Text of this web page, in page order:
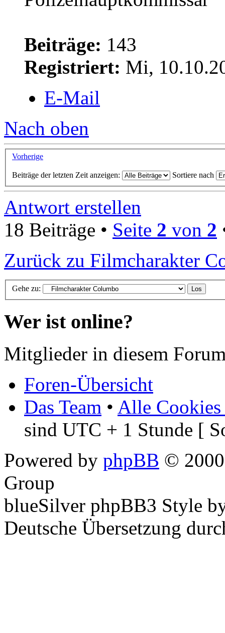
Beiträge: 143
Registriert: Mi,
E-Mail
Nach oben
Vorherige
Beiträge der letzten Zeit anzeigen: Sortiere nach
Antwort erstellen
18 Beiträge • Seite 2 von 2
Zurück zu Filmcharakter
Gehe zu:
Wer ist online?
Mitglieder in diesem
Foren-Übersicht
Das Team • Alle Cookies
sind UTC + 1 Stunde [
Powered by phpBB ©
Group
blueSilver phpBB3 Style
Deutsche Übersetzung